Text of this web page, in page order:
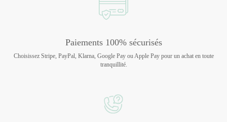
Paiements 100% sécurisés
Choisissez Stripe, PayPal, Klarna, Google Pay ou Apple Pay pour un achat en toute
tranquillité.